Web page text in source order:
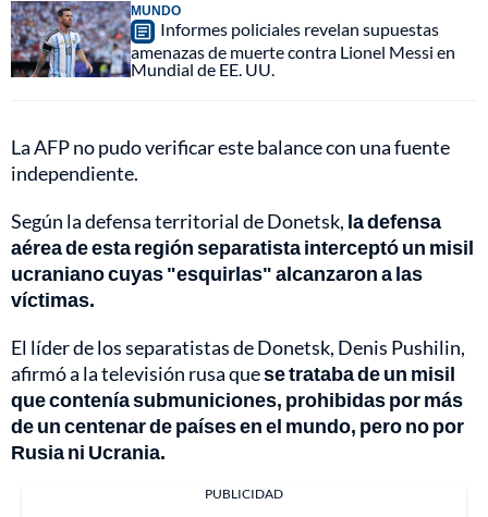
MUNDO
Informes policiales revelan supuestas
amenazas de muerte contra Lionel Messi en
Mundial de EE. UU.
La AFP no pudo verificar este balance con una fuente
independiente.
Según la defensa territorial de Donetsk, la defensa
aérea de esta región separatista interceptó un misil
ucraniano cuyas "esquirlas" alcanzaron a las
víctimas.
El líder de los separatistas de Donetsk, Denis Pushilin,
afirmó a la televisión rusa quese trataba de un misil
que contenía submuniciones, prohibidas por más
de un centenar de países en el mundo, pero no por
Rusia ni Ucrania.
PUBLICIDAD